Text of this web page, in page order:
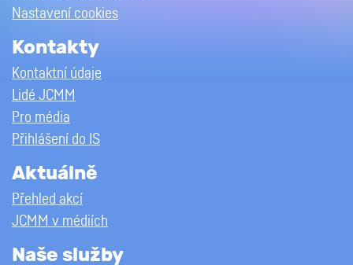
Nastavení cookies
Kontakty
Kontaktní údaje
Lidé JCMM
Pro média
Přihlášení do IS
Aktuálně
Přehled akcí
JCMM v médiích
Naše služby